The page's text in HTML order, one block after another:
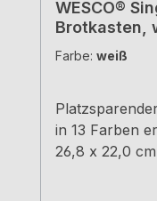
WESCO®
Brotkasten,
Farbe: weiß
in 13 Farben
26,8 x 22,0